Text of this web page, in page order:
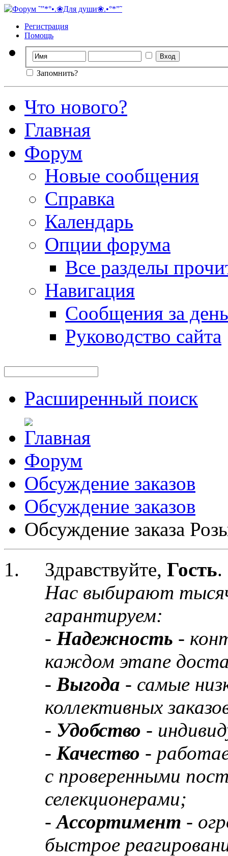
Регистрация
Помощь
Запомнить?
Что нового?
Главная
Форум
Новые сообщения
Справка
Календарь
Опции форума
Все разделы
Навигация
Сообщения за день
Руководство сайта
Расширенный поиск
Форум
Обсуждение заказов
Обсуждение заказов
Обсуждение заказа
Здравствуйте, Гость.
Нас выбирают
гарантируем:
- Надежность -
каждом этапе
- Выгода - самые
коллективных
- Удобство -
- Качество -
с проверенными
селекционерами;
-Ассортимент -
быстрое